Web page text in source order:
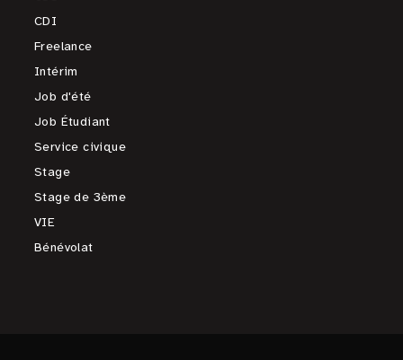
CDI
Freelance
Intérim
Job d'été
Job Étudiant
Service civique
Stage
Stage de 3ème
VIE
Bénévolat